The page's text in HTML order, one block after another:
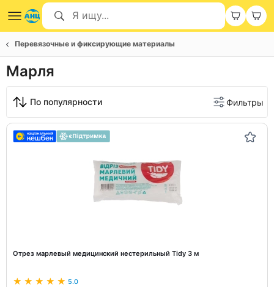
Перевязочные и фиксирующие материалы
Марля
По популярности Фильтры
Отрез марлевый медицинский нестерильный Tidy 3 м
5.0